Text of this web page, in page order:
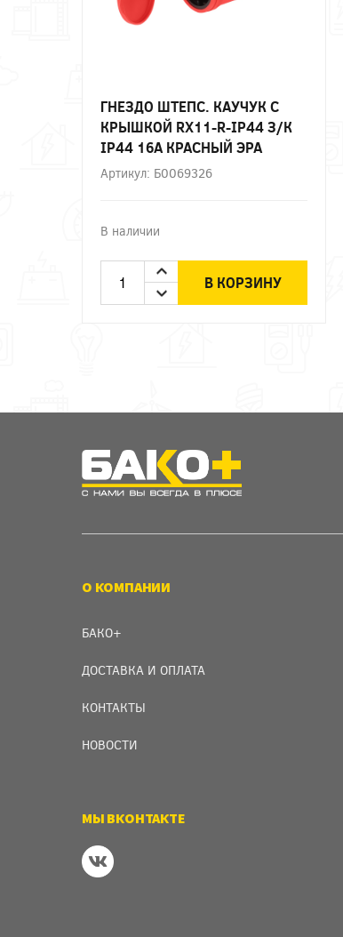
ГНЕЗДО ШТЕПС. КАУЧУК С
КРЫШКОЙ RX11-R-IP44 З/К
IP44 16А КРАСНЫЙ ЭРА
Артикул: Б0069326
В наличии
В КОРЗИНУ
О КОМПАНИИ
БАКО+
ДОСТАВКА И ОПЛАТА
КОНТАКТЫ
НОВОСТИ
МЫ ВКОНТАКТЕ